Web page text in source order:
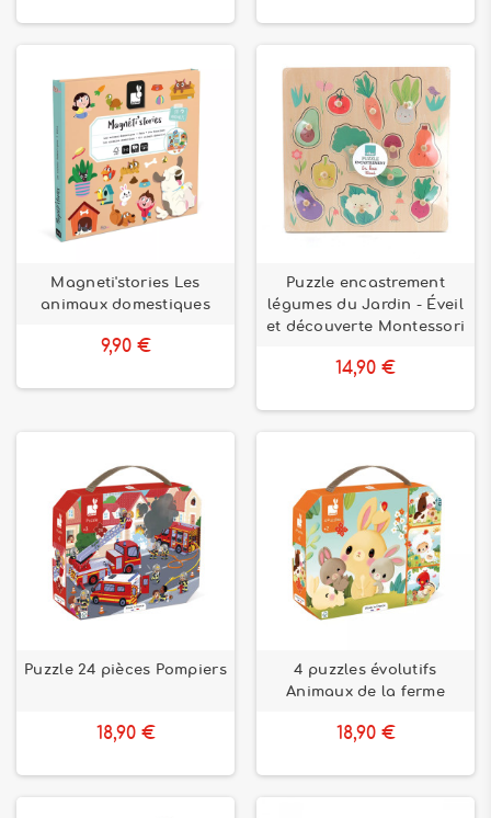
Magneti'stories Les
animaux domestiques
9,90 €
Puzzle encastrement
légumes du Jardin - Éveil
et découverte Montessori
14,90 €
Puzzle 24 pièces Pompiers
18,90 €
4 puzzles évolutifs
Animaux de la ferme
18,90 €